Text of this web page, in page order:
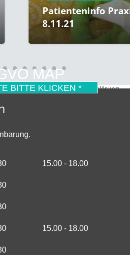
Patienteninfo
8.11.21
MAP
BITTE KLICKEN *
15.00 - 18.00
15.00 - 18.00